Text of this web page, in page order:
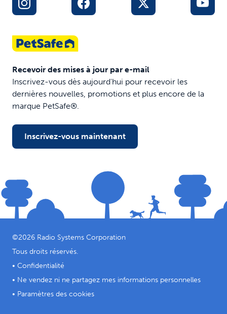
Recevoir des mises à jour par e-mail
Inscrivez-vous dès aujourd'hui pour recevoir les
dernières nouvelles, promotions et plus encore de la
marque PetSafe®.
Inscrivez-vous maintenant
©2026 Radio Systems Corporation
Tous droits réservés.
• Confidentialité
• Ne vendez ni ne partagez mes informations personnelles
• Paramètres des cookies